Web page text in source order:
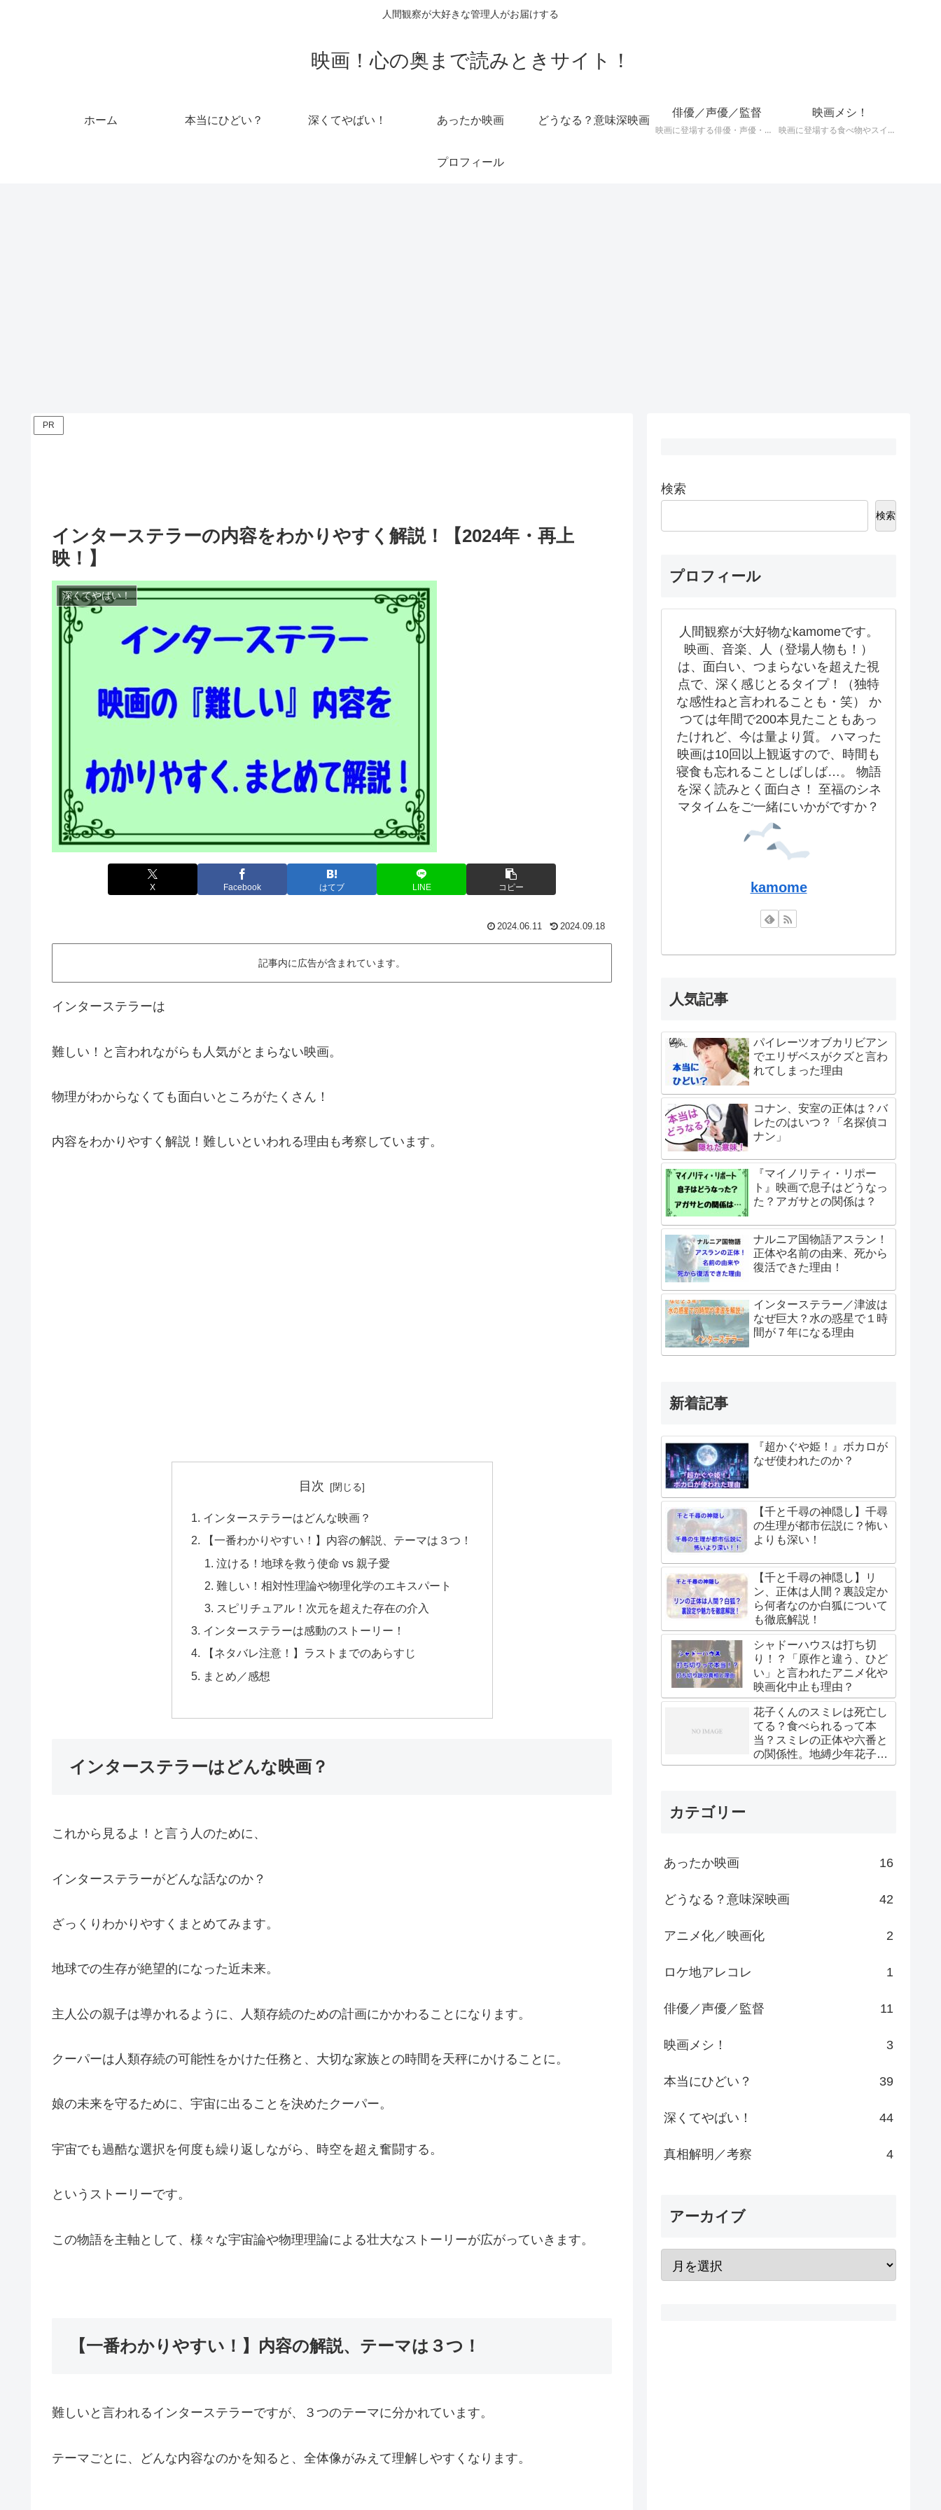
人間観察が大好きな管理人がお届けする
映画！心の奥まで読みときサイト！
ホーム 本当にひどい？ 深くてやばい！ あったか映画 どうなる？意味深映画
俳優／声優／監督
映画に登場する俳優・声優・監督の深掘りまとめ記事！
映画メシ！
映画に登場する食べ物やスイーツを深掘り考察！
プロフィール
PR
インターステラーの内容をわかりやすく解説！【2024年・再上
映！】
深くてやばい！
X Facebook はてブ LINE コピー
2024.06.11 2024.09.18
記事内に広告が含まれています。
インターステラーは
難しい！と言われながらも人気がとまらない映画。
物理がわからなくても面白いところがたくさん！
内容をわかりやすく 解説！ 難しいといわれる理由も考察 しています。
目次
インターステラーはどんな映画？
【一番わかりやすい！】内容の解説、テーマは３つ！
泣ける！地球を救う使命 vs 親子愛
難しい！相対性理論や物理化学のエキスパート
スピリチュアル！次元を超えた存在の介入
インターステラーは感動のストーリー！
【ネタバレ注意！】ラストまでのあらすじ
まとめ／感想
インターステラーはどんな映画？
これから見るよ！と言う人のために、
インターステラーがどんな話なのか？
ざっくりわかりやすくまとめてみます。
地球での生存が絶望的になった近未来。
主人公の親子は導かれるように、人類存続のための計画にかかわることになります。
クーパーは人類存続の可能性をかけた任務と、大切な家族との時間を天秤にかけることに。
娘の未来を守るために、宇宙に出ることを決めたクーパー。
宇宙でも過酷な選択を何度も繰り返しながら、時空を超え奮闘する。
というストーリーです。
この物語を主軸として、様々な宇宙論や物理理論による壮大なストーリーが広がっていきます。
【一番わかりやすい！】内容の解説、テーマは３つ！
難しいと言われるインターステラーですが、３つのテーマに分かれています。
テーマごとに、 どんな内容なのかを知ると、 全体像がみえて理解しやすくなります。
検索
検索
プロフィール
人間観察が大好物なkamomeです。
映画、音楽、人（登場人物も！）
は、面白い、つまらないを超えた視
点で、深く感じとるタイプ！（独特
な感性ねと言われることも・笑） か
つては年間で200本見たこともあっ
たけれど、今は量より質。 ハマった
映画は10回以上観返すので、時間も
寝食も忘れることしばしば…。 物語
を深く読みとく面白さ！ 至福のシネ
マタイムをご一緒にいかがですか？
kamome
人気記事
パイレーツオブカリビアン
でエリザベスがクズと言わ
れてしまった理由
コナン、安室の正体は？バ
レたのはいつ？「名探偵コ
ナン」
『マイノリティ・リポー
ト』映画で息子はどうなっ
た？アガサとの関係は？
ナルニア国物語アスラン！
正体や名前の由来、死から
復活できた理由！
インターステラー／津波は
なぜ巨大？水の惑星で１時
間が７年になる理由
新着記事
『超かぐや姫！』ボカロが
なぜ使われたのか？
【千と千尋の神隠し】千尋
の生理が都市伝説に？怖い
よりも深い！
【千と千尋の神隠し】リ
ン、正体は人間？裏設定か
ら何者なのか白狐について
も徹底解説！
シャドーハウスは打ち切
り！？「原作と違う、ひど
い」と言われたアニメ化や
映画化中止も理由？
花子くんのスミレは死亡し
てる？食べられるって本
当？スミレの正体や六番と
の関係性。地縛少年花子く
ん
カテゴリー
あったか映画 16
どうなる？意味深映画 42
アニメ化／映画化 2
ロケ地アレコレ 1
俳優／声優／監督 11
映画メシ！ 3
本当にひどい？ 39
深くてやばい！ 44
真相解明／考察 4
アーカイブ